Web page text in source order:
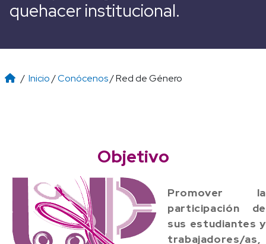
quehacer institucional.
/ Inicio/Conócenos/ Red de Género
Objetivo
Promover la
participación de
sus estudiantes y
trabajadores/as,